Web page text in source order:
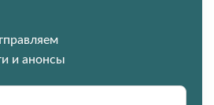
и анонсы